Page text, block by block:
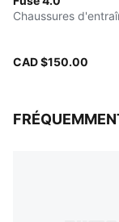
Amorti : Moyen
Chaussures
CAD $150.00